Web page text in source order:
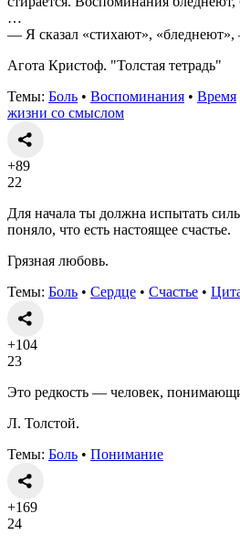
…
— Я сказал «стихают»,
Агота Кристоф. "Толстая тетрадь"
Темы: Боль • Воспоминания • Время
жизни со смыслом
+89
22
Для начала ты должна испытать
поняло, что есть настоящее счастье.
Грязная любовь.
Темы: Боль • Сердце • Счастье •
+104
23
Это редкость — человек,
Л. Толстой.
Темы: Боль • Понимание
+169
24